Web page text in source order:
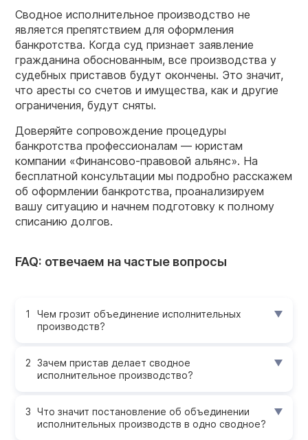
Сводное исполнительное производство не
является препятствием для оформления
банкротства. Когда суд признает заявление
гражданина обоснованным, все производства у
судебных приставов будут окончены. Это значит,
что аресты со счетов и имущества, как и другие
ограничения, будут сняты.
Доверяйте сопровождение процедуры
банкротства профессионалам — юристам
компании «Финансово-правовой альянс». На
бесплатной консультации мы подробно расскажем
об оформлении банкротства, проанализируем
вашу ситуацию и начнем подготовку к полному
списанию долгов.
FAQ: отвечаем на частые вопросы
Чем грозит объединение исполнительных
производств?
Зачем пристав делает сводное
исполнительное производство?
Что значит постановление об объединении
исполнительных производств в одно сводное?